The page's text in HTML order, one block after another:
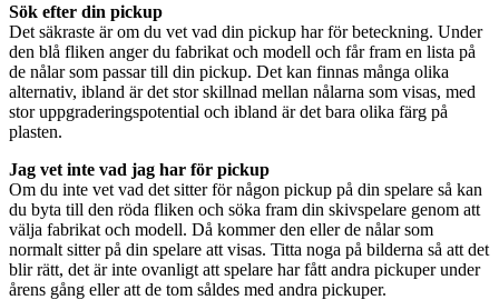
Sök efter din pickup
Det säkraste är om du vet vad din pickup har för beteckning. Under
den blå fliken anger du fabrikat och modell och får fram en lista på
de nålar som passar till din pickup. Det kan finnas många olika
alternativ, ibland är det stor skillnad mellan nålarna som visas, med
stor uppgraderingspotential och ibland är det bara olika färg på
plasten.
Jag vet inte vad jag har för pickup
Om du inte vet vad det sitter för någon pickup på din spelare så kan
du byta till den röda fliken och söka fram din skivspelare genom att
välja fabrikat och modell. Då kommer den eller de nålar som
normalt sitter på din spelare att visas. Titta noga på bilderna så att det
blir rätt, det är inte ovanligt att spelare har fått andra pickuper under
årens gång eller att de tom såldes med andra pickuper.